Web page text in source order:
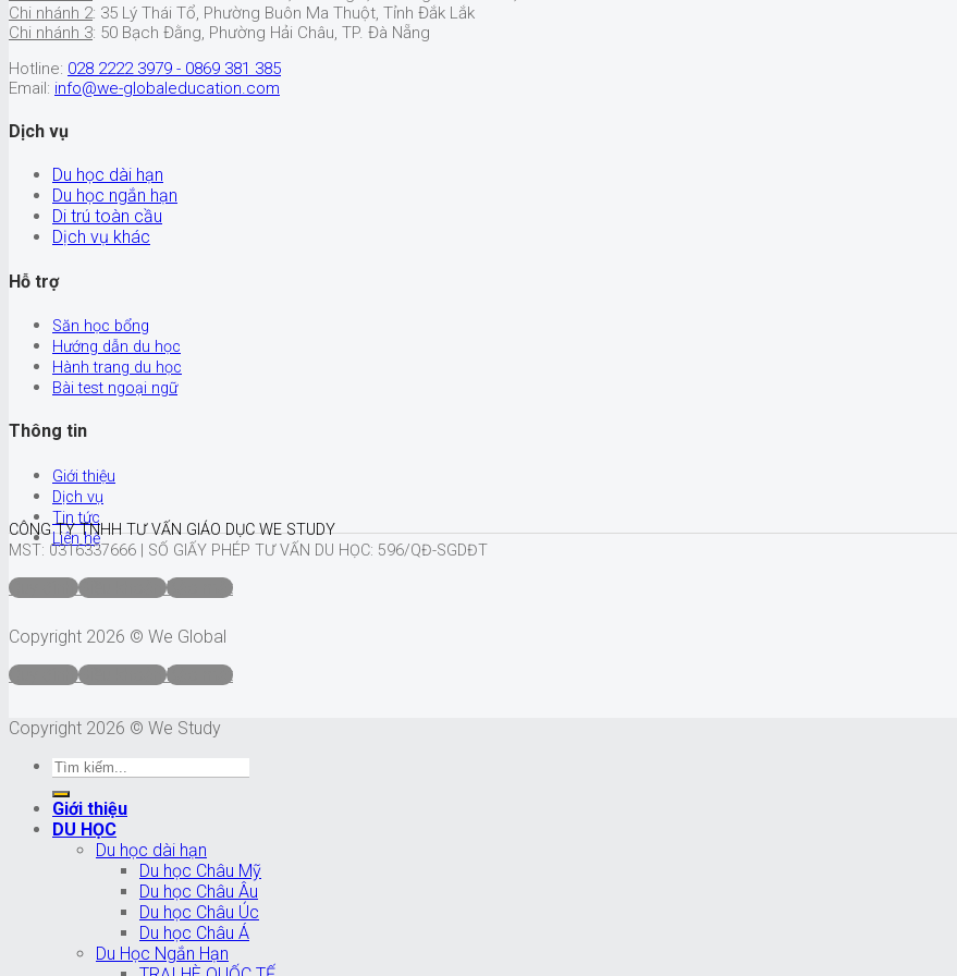
Chi nhánh 2: 35 Lý Thái Tổ, Phường Buôn Ma Thuột, Tỉnh Đắk Lắk
Chi nhánh 3: 50 Bạch Đằng, Phường Hải Châu, TP. Đà Nẵng
Hotline: 028 2222 3979 - 0869 381 385
Email: info@we-globaleducation.com
Dịch vụ
Du học dài hạn
Du học ngắn hạn
Di trú toàn cầu
Dịch vụ khác
Hỗ trợ
Săn học bổng
Hướng dẫn du học
Hành trang du học
Bài test ngoại ngữ
Thông tin
Giới thiệu
Dịch vụ
Tin tức
Liên hệ
CÔNG TY TNHH TƯ VẤN GIÁO DỤC WE STUDY
MST: 0316337666 | SỐ GIẤY PHÉP TƯ VẤN DU HỌC: 596/QĐ-SGDĐT
Quy định Điều khoản Bảo mật
Copyright 2026 © We Global
Quy định
Điều khoản Bảo mật
Copyright 2026 © We Study
Giới thiệu
DU HỌC
Du học dài hạn
Du học Châu Mỹ
Du học Châu Âu
Du học Châu Úc
Du học Châu Á
Du Học Ngắn Hạn